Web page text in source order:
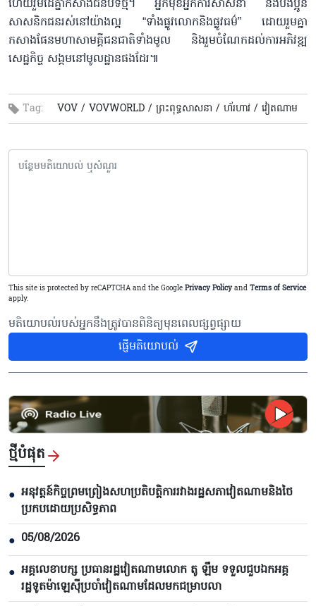
ហើយរួមដៃគ្នាកសាងជនបទថ្មី។ អ្នកមុខអ្នកការសាសនា និងបងប្អូន
សាសនិកជនរស់នៅយ៉ាងល្អ “ទាំងផ្លូវលោកនិងផ្លូវធម៌” ដោយរួមគ្នា
កសាងផែនមហាសាមគ្គីជនជាតិទាំងមូល និងរួមចំណែកដល់ការអភិវឌ្ឍ
សេដ្ឋកិច្ច សង្គមនៅមូលដ្ឋានផងដែរ៕
Tag: VOV / VOVWORLD / ព្រះពុទ្ធសាសនា / ហ័រហាវ / វៀតណាម
This site is protected by reCAPTCHA and the Google Privacy Policy and Terms of Service
apply.
មតិយោបល់របស់អ្នកនឹងត្រូវបានពិនិត្យមុនពេលផ្សព្វផ្សាយ
ផ្ញើមតិយោបល់
ថ្មីបំផុត
● អនុវត្តន៍កិច្ចព្រមព្រៀងសហប្រតិបត្តិការរវាងរដ្ឋសភាវៀតណាមនិងថៃ
ប្រកបដោយប្រសិទ្ធភាព
● 05/08/2026
● អគ្គលេខាបក្ស ប្រធានរដ្ឋវៀតណាមលោក តូ ឡឹម ទទួលជួបឯកអគ្គ
រដ្ឋទូតម៉ាឡេស៊ីប្រចាំវៀតណាមដែលមកជម្រាបលា